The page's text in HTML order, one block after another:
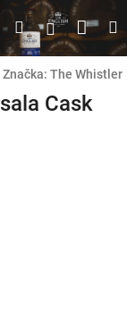
HledatPřihlášení
Značka: The Whistler
Cask